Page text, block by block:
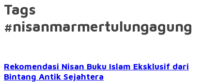
Tags
#nisanmarmertulungagung
Rekomendasi Nisan Buku Islam Eksklusif dari
Bintang Antik Sejahtera